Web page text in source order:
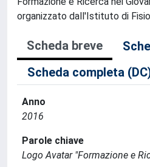
organizzato dall'Istituto di
Scheda breve
Scheda completa
Anno
2016
Parole chiave
Logo Avatar "Formazione e